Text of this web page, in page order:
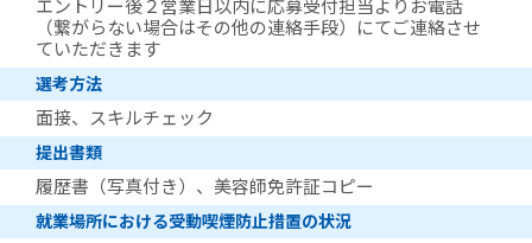
エントリー後２営業日以内に応募受付担当よりお電話
（繋がらない場合はその他の連絡手段）にてご連絡させ
ていただきます
選考方法
面接、スキルチェック
提出書類
履歴書（写真付き）、美容師免許証コピー
就業場所における受動喫煙防止措置の状況